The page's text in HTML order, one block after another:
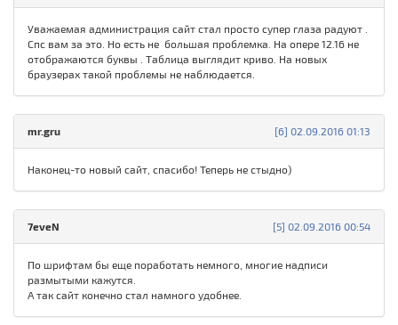
Уважаемая администрация сайт стал просто супер глаза радуют .
Спс вам за это. Но есть не большая проблемка. На опере 12.16 не
отображаются буквы . Таблица выглядит криво. На новых
браузерах такой проблемы не наблюдается.
[6] 02.09.2016 01:13
mr.gru
Наконец-то новый сайт, спасибо! Теперь не стыдно)
[5] 02.09.2016 00:54
7eveN
По шрифтам бы еще поработать немного, многие надписи
размытыми кажутся.
А так сайт конечно стал намного удобнее.